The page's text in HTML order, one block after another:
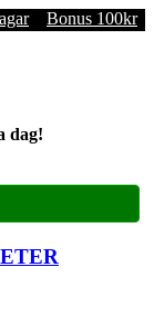
Bonus 100kr
dag!